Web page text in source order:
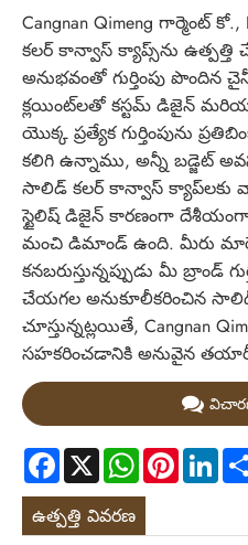
Cangnan Qimeng గార్మెంట్
కలర్ కాన్వాస్ క్యాప్స్‌ను
అనుభవంతో గుర్తింపు
క్లయింట్‌లతో కస్టమ్ డిజైన్
యొక్క ప్రత్యేక గుర్తింపును
కలిగి ఉన్నాము, అన్నీ బడ్జెట్
సాలిడ్ కలర్ కాన్వాస్ క్యాప్‌లకు
స్టైలిష్ డిజైన్ కారణంగా
మంచి డిమాండ్ ఉంది. మీరు
కనబరుస్తున్నప్పుడు మీ బ్రాండ్
చేయగల అనుకూలీకరించిన
చూస్తున్నట్లయితే, Cangnan
సహకరించడానికి అనువైన
Facebook
X WhatsApp
Pinterest
ఉత్పత్తి వివరణ